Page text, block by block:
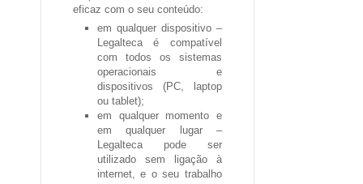
eficaz com o seu conteúdo:
em qualquer dispositivo–
Legalteca é compatível
com todos os sistemas
operacionais e
dispositivos (PC, laptop
ou tablet);
em qualquer momento e
emqualquer lugar–
Legalteca pode ser
utilizado sem ligação à
internet, e o seu trabalho